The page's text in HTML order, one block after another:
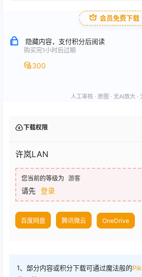
会员免费下载
隐藏内容，支付积分后阅读
购买完1小时后过期
300
人工审核 · 原图 · 无AI放大 ·
下载权限
许岚LAN
您当前的等级为 游客
请先 登录
百度网盘 腾讯微云 OneDrive
1、部分内容或积分下载可通过魔法般的